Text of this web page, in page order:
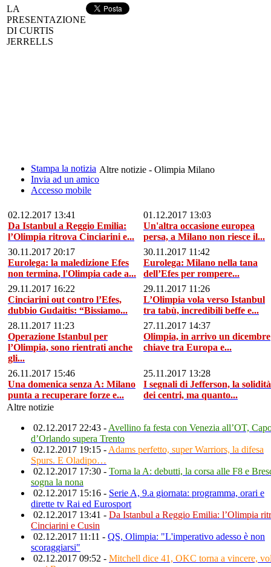
LA
PRESENTAZIONE
DI CURTIS
JERRELLS
Stampa la notizia
Invia ad un amico
Accesso mobile
Altre notizie - Olimpia Milano
02.12.2017 13:41
Da Istanbul a Reggio Emilia:
l’Olimpia ritrova Cinciarini e...
01.12.2017 13:03
Un'altra occasione europea
persa, a Milano non riesce il...
30.11.2017 20:17
Eurolega: la maledizione Efes
non termina, l'Olimpia cade a...
30.11.2017 11:42
Eurolega: Milano nella tana
dell’Efes per rompere...
29.11.2017 16:22
Cinciarini out contro l’Efes,
dubbio Gudaitis: “Bissiamo...
29.11.2017 11:26
L’Olimpia vola verso Istanbul
tra tabù, incredibili beffe e...
28.11.2017 11:23
Operazione Istanbul per
l’Olimpia, sono rientrati anche
gli...
27.11.2017 14:37
Olimpia, in arrivo un dicembre
chiave tra Europa e...
26.11.2017 15:46
Una domenica senza A: Milano
punta a recuperare forze e...
25.11.2017 13:28
I segnali di Jefferson, la solidità
dei centri, ma quanto...
Altre notizie
02.12.2017 22:43 - Avellino fa festa con Venezia all’OT,
d’Orlando supera Trento
02.12.2017 19:15 - Adams perfetto, super Warriors, la difesa
Spurs. E Oladipo…
02.12.2017 17:30 - Torna la A: debutti, la corsa alle F8 e
sogna la nona
02.12.2017 15:16 - Serie A, 9.a giornata: programma, orari e
dirette tv Rai ed Eurosport
02.12.2017 13:41 - Da Istanbul a Reggio Emilia: l’Olimpia
Cinciarini e Cusin
02.12.2017 11:11 - QS, Olimpia: "L'imperativo adesso è non
scoraggiarsi"
02.12.2017 09:52 - Mitchell dice 41, OKC torna a vincere,